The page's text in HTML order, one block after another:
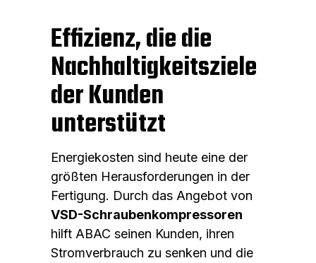
Effizienz, die die
Nachhaltigkeitsziele
der Kunden
unterstützt
Energiekosten sind heute eine der
größten Herausforderungen in der
Fertigung. Durch das Angebot von
VSD-Schraubenkompressoren
hilft ABAC seinen Kunden, ihren
Stromverbrauch zu senken und die